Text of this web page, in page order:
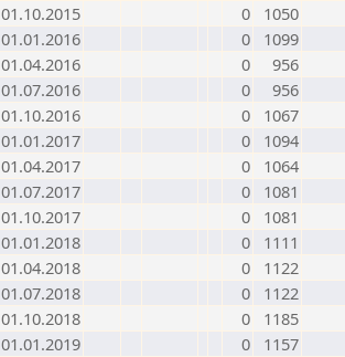
0
1050
0
1099
0
956
0
956
0
1067
0
1094
0
1064
0
1081
0
1081
0
1111
0
1122
0
1122
0
1185
0
1157